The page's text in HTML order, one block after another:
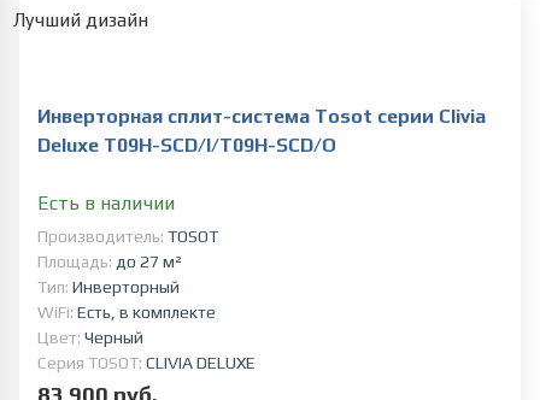
Лучший дизайн
Инверторная сплит-система Tosot серии Clivia
Deluxe T09H-SCD/I/T09H-SCD/O
Есть в наличии
Производитель: TOSOT
Площадь: до 27 м²
Тип: Инверторный
WiFi: Есть, в комплекте
Цвет: Черный
Серия TOSOT: CLIVIA DELUXE
83 900 руб.